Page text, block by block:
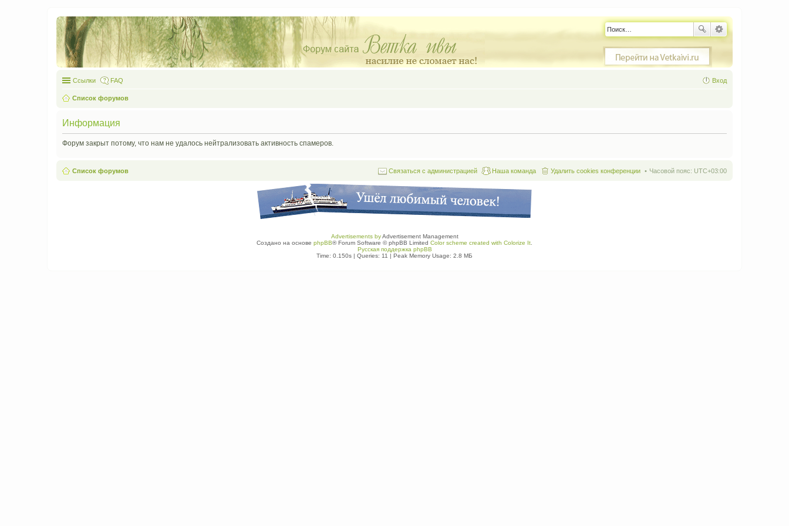
Ссылки FAQ Вход
Список форумов
Информация
Форум закрыт потому, что нам не удалось нейтрализовать активность спамеров.
Список форумов Часовой пояс: UTC+03:00
Удалить cookies конференции
Наша команда
Связаться с администрацией
Advertisements byAdvertisement Management
Создано на основе phpBB® Forum Software © phpBB Limited Color scheme created with Colorize It
Русская поддержка phpBB
Time: 0.150s | Queries: 11 | Peak Memory Usage: 2.8 МБ